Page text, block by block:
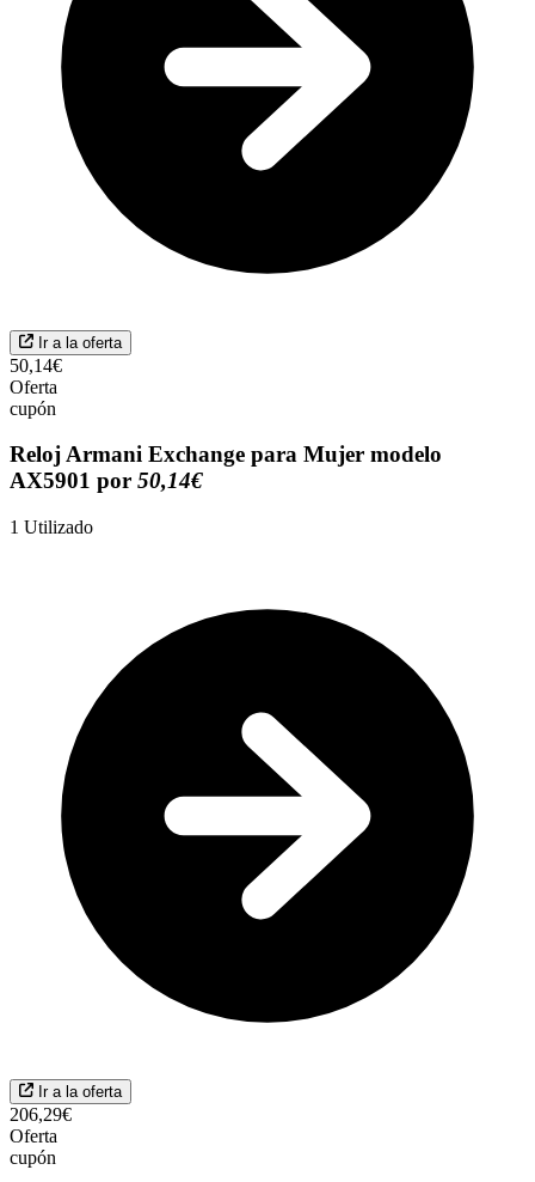
Ir a la oferta
50,14€
Oferta
cupón
Reloj Armani Exchange para Mujer modelo
AX5901 por 50,14€
1 Utilizado
Ir a la oferta
206,29€
Oferta
cupón